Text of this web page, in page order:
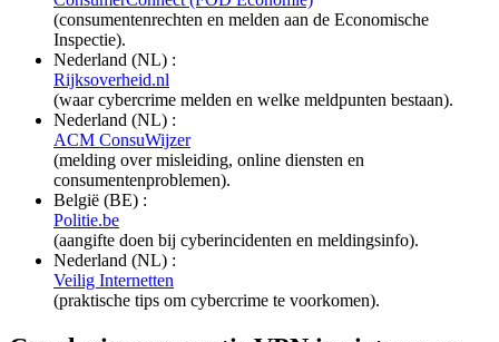
Inspectie).
Nederland (NL) :
Rijksoverheid.nl
(waar cybercrime melden en welke meldpunten bestaan).
Nederland (NL) :
ACM ConsuWijzer
(melding over misleiding, online diensten en
consumentenproblemen).
België (BE) :
Politie.be
(aangifte doen bij cyberincidenten en meldingsinfo).
Nederland (NL) :
Veilig Internetten
(praktische tips om cybercrime te voorkomen).